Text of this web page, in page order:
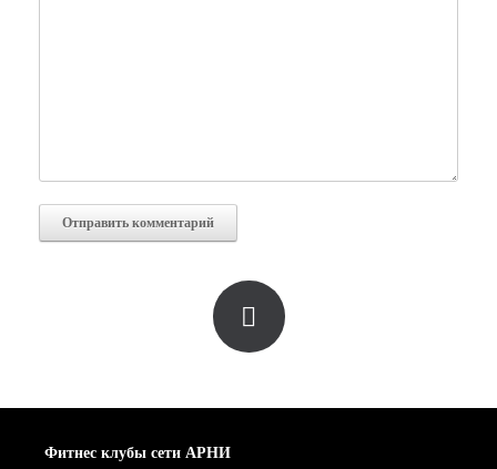
Фитнес клубы сети АРНИ